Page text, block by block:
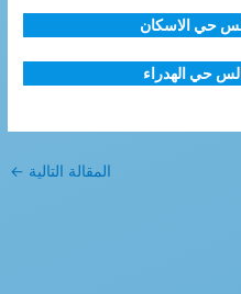
حي الاسكان
حي الهدراء
المقالة التالية ←